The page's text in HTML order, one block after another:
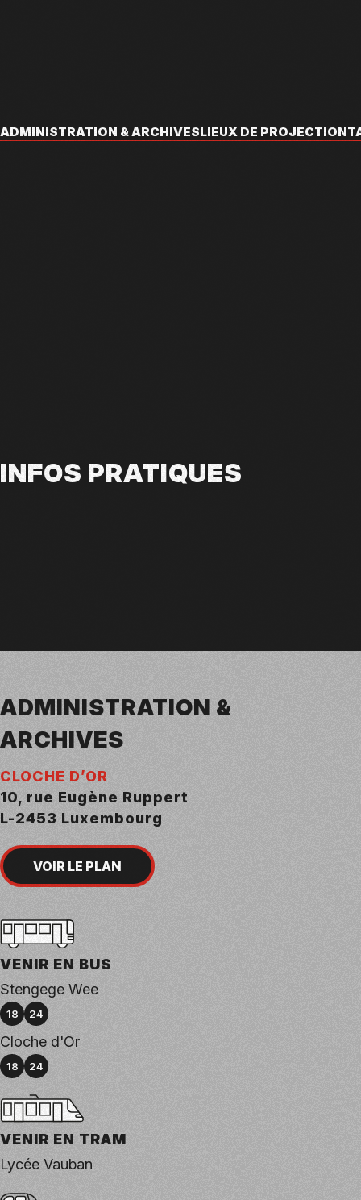
ADMINISTRATION & ARCHIVESLIEUX DE PROJECTION
INFOS PRATIQUES
ADMINISTRATION &
ARCHIVES
CLOCHE D’OR
10, rue Eugène Ruppert
L-2453 Luxembourg
VOIR LE PLAN
VENIR EN BUS
Stengege Wee
numéro
18
de bus numéro
24
Cloche d'Or
numéro
18
de bus numéro
24
VENIR EN TRAM
Lycée Vauban